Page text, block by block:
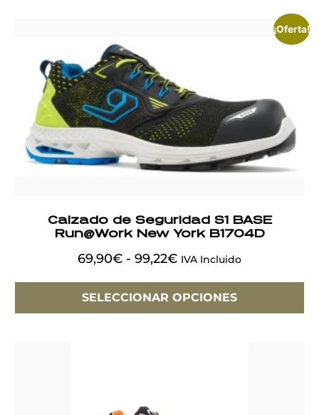
¡Oferta!
Calzado de Seguridad S1 BASE
Run@Work New York B1704D
69,90€ - 99,22€ IVA Incluido
SELECCIONAR OPCIONES